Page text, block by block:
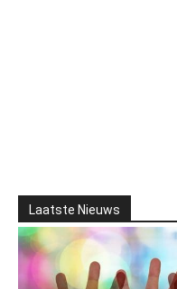
Laatste Nieuws